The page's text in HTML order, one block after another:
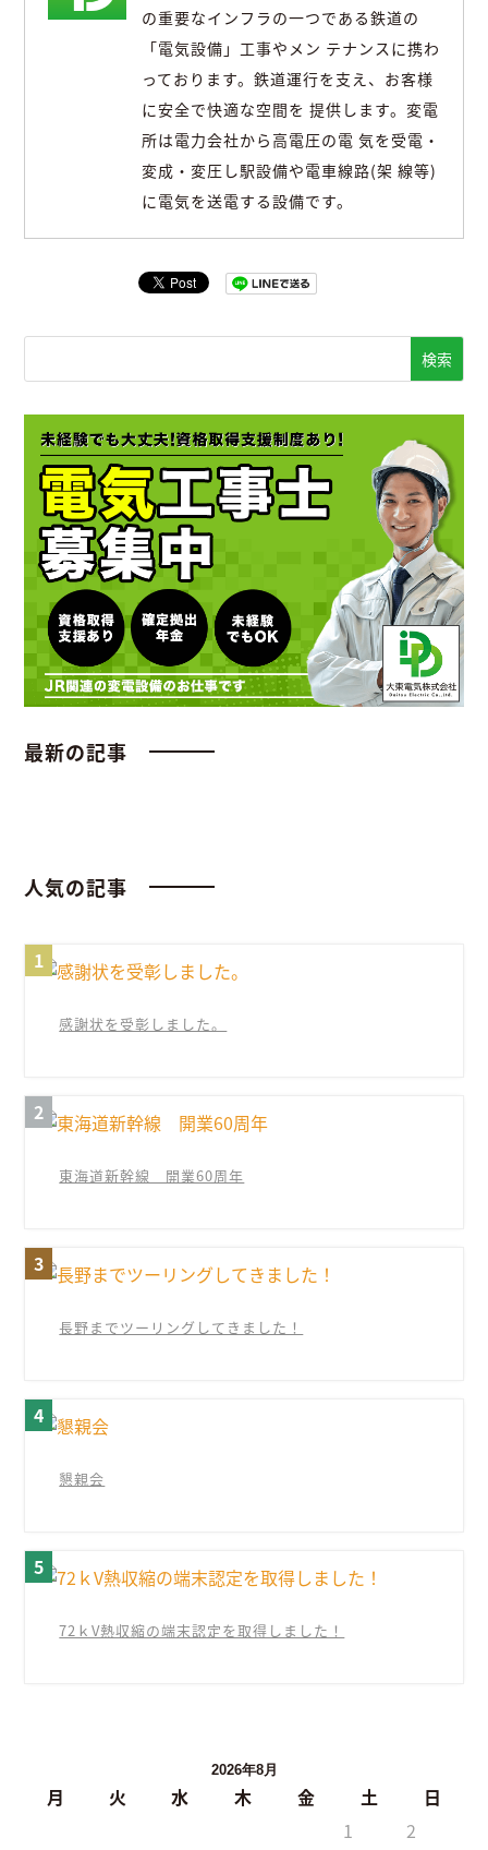
の重要なインフラの一つである鉄道の
「電気設備」工事やメン テナンスに携わ
っております。鉄道運行を支え、お客様
に安全で快適な空間を 提供します。変電
所は電力会社から高電圧の電 気を受電・
変成・変圧し駅設備や電車線路(架 線等)
に電気を送電する設備です。
最新の記事
人気の記事
感謝状を受彰しました。
東海道新幹線 開業60周年
長野までツーリングしてきました！
懇親会
72ｋV熱収縮の端末認定を取得しました！
2026年8月
月 火 水 木 金 土
日
1
2